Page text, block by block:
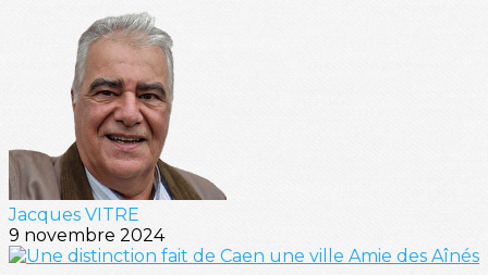
Jacques VITRE
9 novembre 2024